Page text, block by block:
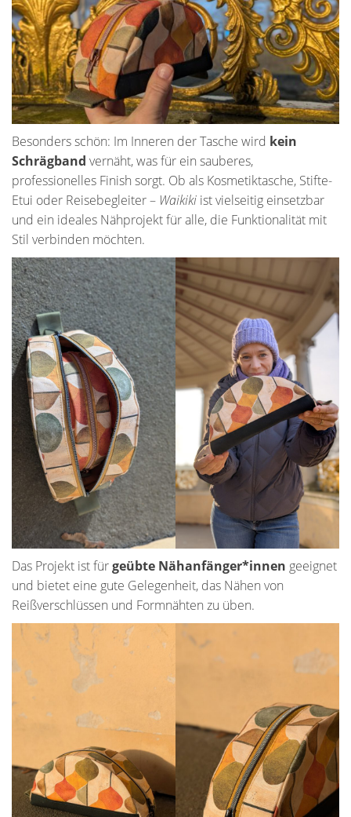
Besonders schön: Im Inneren der Tasche wird kein
Schrägband vernäht, was für ein sauberes,
professionelles Finish sorgt. Ob als Kosmetiktasche, Stifte-
Etui oder Reisebegleiter – Waikiki ist vielseitig einsetzbar
und ein ideales Nähprojekt für alle, die Funktionalität mit
Stil verbinden möchten.
Das Projekt ist fürgeübte Nähanfänger*innen geeignet
und bietet eine gute Gelegenheit, das Nähen von
Reißverschlüssen und Formnähten zu üben.